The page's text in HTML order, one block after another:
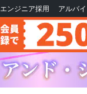
エンジニア採用 アルバイ